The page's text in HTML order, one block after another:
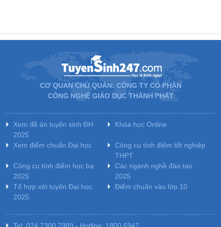
CƠ QUAN CHỦ QUẢN: CÔNG TY CỔ PHẦN
CÔNG NGHỆ GIÁO DỤC THÀNH PHÁT
Xem đề án tuyển sinh ĐH
2025
Khóa học Online
Xem điểm chuẩn Đại học
Công cụ tính điểm tốt nghiệp
THPT
Công cụ tính điểm học bạ
2025
Các ngành nghề đào tạo
2025
Tổ hợp xét tuyển Đại học
2025
Điểm chuẩn vào lớp 10